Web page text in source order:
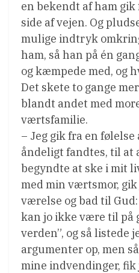
en bekendt af ham
side af vejen. Og
mulige indtryk
ham, så han på én
og kæmpede med, og
Det skete to gange
blandt andet med
værtsfamilie.
– Jeg gik fra en
åndeligt fandtes, til at
begyndte at ske i mit
med min værtsmor,
værelse og bad til
kan jo ikke være til på
verden”, og så listede
argumenter op, men
mine indvendinger,